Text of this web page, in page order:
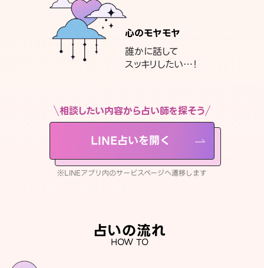
心のモヤモヤ
誰かに話して
スッキリしたい…！
相談したい内容から占い師を探そう
LINE占いを開く
※LINEアプリ内のサービスページへ遷移します
占いの流れ
HOW TO